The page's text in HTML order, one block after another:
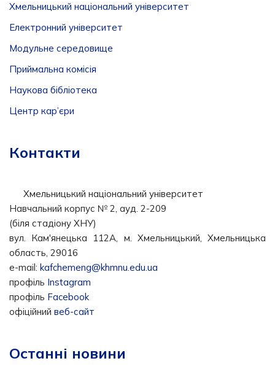
Хмельницький національний університет
Електронний університет
Модульне середовище
Приймальна комісія
Наукова бібліотека
Центр кар’єри
Контакти
Хмельницький національний університет
Навчальний корпус № 2, ауд. 2-209
(біля стадіону ХНУ)
вул. Кам'янецька 112А, м. Хмельницький, Хмельницька
область, 29016
e-mail: kafchemeng@khmnu.edu.ua
профіль Instagram
профіль Facebook
офіційний веб-сайт
Останні новини